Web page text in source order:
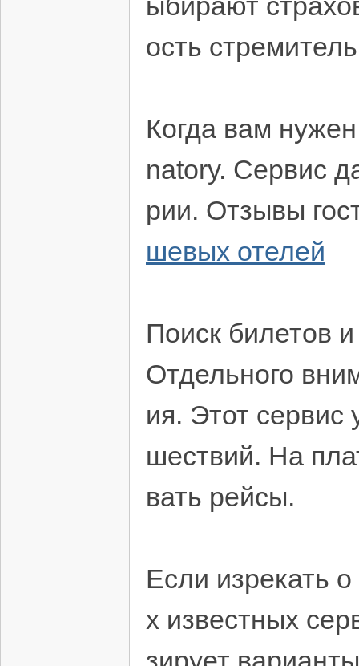
ость
Когда вам
natory. Сервис
рии. Отзывы
шевых отелей
Поиск билетов
Отдельного
ия. Этот сервис
шествий. На
вать рейсы.
Если изрекать
х известных